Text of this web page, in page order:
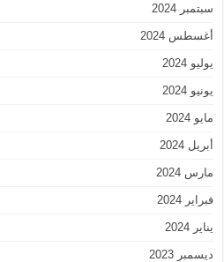
سبتمبر 2024
أغسطس 2024
يوليو 2024
يونيو 2024
مايو 2024
أبريل 2024
مارس 2024
فبراير 2024
يناير 2024
ديسمبر 2023